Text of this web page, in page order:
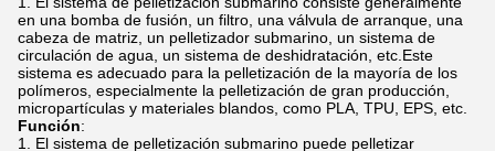
en una bomba de fusión, un filtro, una válvula de arranque, una
cabeza de matriz, un pelletizador submarino, un sistema de
circulación de agua, un sistema de deshidratación, etc.Este
sistema es adecuado para la pelletización de la mayoría de los
polímeros, especialmente la pelletización de gran producción,
micropartículas y materiales blandos, como PLA, TPU, EPS, etc.
Función:
El sistema de pelletización submarino puede pelletizar